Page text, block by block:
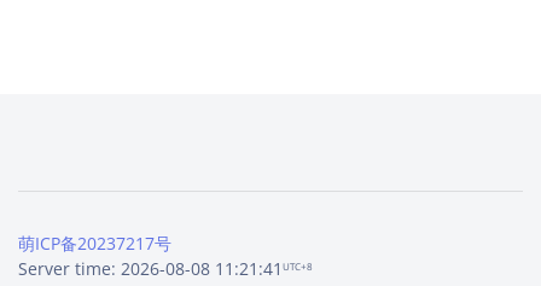
萌ICP备20237217号
Server time: 2026-08-08 11:21:41 UTC+8